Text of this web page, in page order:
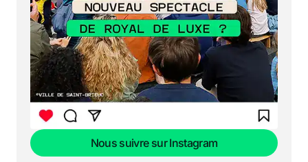
Nous suivre sur Instagram